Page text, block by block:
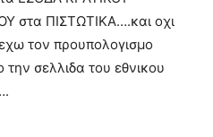
στα ΠΙΣΤΩΤΙΚΑ….και οχι
τον προυπολογισμο
σελλιδα του εθνικου